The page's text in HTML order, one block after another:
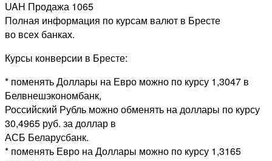
UAH Продажа 1065
Полная информация по курсам валют в Бресте
во всех банках.
Курсы конверсии в Бресте:
* поменять Доллары на Евро можно по курсу 1,3047 в
Белвнешэкономбанк,
Российский Рубль можно обменять на доллары по курсу
30,4965 руб. за доллар в
АСБ Беларусбанк.
* поменять Евро на Доллары можно по курсу 1,3165